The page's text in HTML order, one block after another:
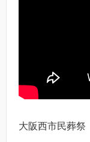
大阪西市民葬祭